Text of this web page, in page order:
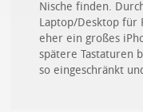
Nische finden.
Laptop/Desktop für
eher ein großes
spätere Tastaturen
so eingeschränkt